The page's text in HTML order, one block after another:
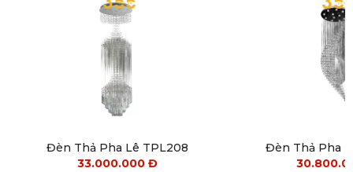
Đèn Thả Pha Lê TPL208
33.000.000Đ
Đèn Thả Pha